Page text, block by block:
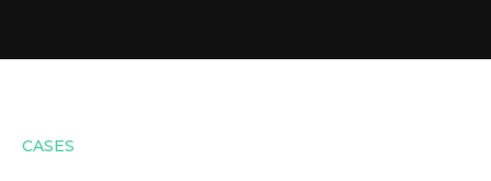
CASES